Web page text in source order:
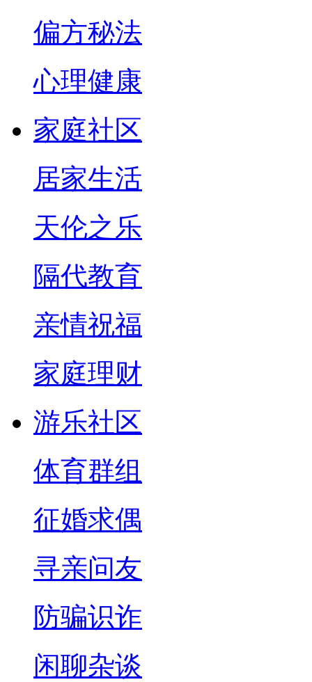
偏方秘法
心理健康
家庭社区
居家生活
天伦之乐
隔代教育
亲情祝福
家庭理财
游乐社区
体育群组
征婚求偶
寻亲问友
防骗识诈
闲聊杂谈